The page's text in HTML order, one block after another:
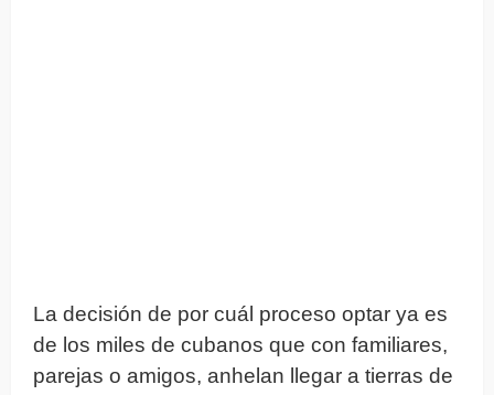
La decisión de por cuál proceso optar ya es
de los miles de cubanos que con familiares,
parejas o amigos, anhelan llegar a tierras de